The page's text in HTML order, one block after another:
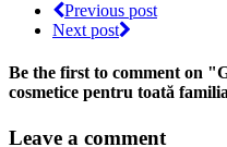
Previous post
Next post
Be the first to comment on
cosmetice pentru toată
Leave a comment